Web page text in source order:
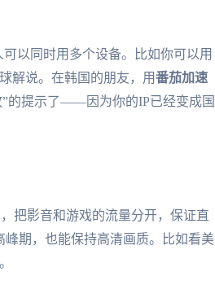
以同时用多个设备。比如你可以用
解说。在韩国的朋友，用番茄加速
”的提示了——因为你的IP已经变成国
把影音和游戏的流量分开，保证直
期，也能保持高清画质。比如看美